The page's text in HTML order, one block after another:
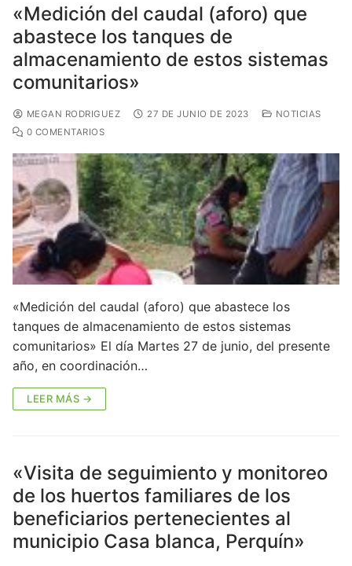
«Medición del caudal (aforo) que
abastece los tanques de
almacenamiento de estos sistemas
comunitarios»
MEGAN RODRIGUEZ 27 DE JUNIO DE 2023
NOTICIAS
0 COMENTARIOS
«Medición del caudal (aforo) que abastece los
tanques de almacenamiento de estos sistemas
comunitarios» El día Martes 27 de junio, del presente
año, en coordinación…
LEER MÁS →
«Visita de seguimiento y monitoreo
de los huertos familiares de los
beneficiarios pertenecientes al
municipio Casa blanca, Perquín»